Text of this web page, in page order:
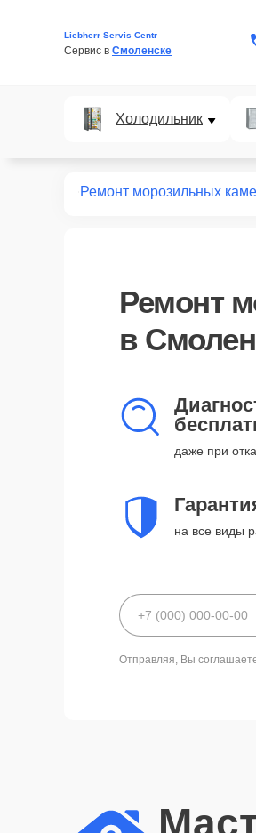
Liebherr Servis Centr
Сервис в Смоленске
Холодильник
Ремонт морозильных
Ремонт
в
даже при
на все виды
Отправляя, Вы